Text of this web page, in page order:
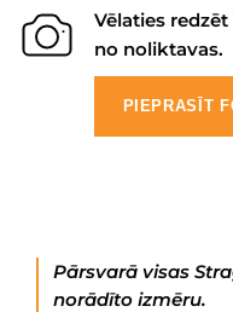
Vēlaties
no noliktavas.
PIEPRASĪT
Pārsvarā visas
norādīto izmēru.